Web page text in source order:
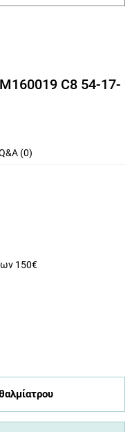
C8 54-17-
(0)
150€